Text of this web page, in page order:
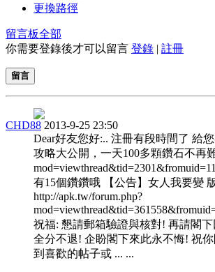
更換路徑
留言板全部
你需要登錄後才可以留言 登錄 | 註冊
留言
CHD88 2013-9-25 23:50
Dear好友您好:.. 注冊有段時間了 給
攻略大公開，一天100多顆鑽石不再
有15個鑽鑽哦 【公告】女人我要變
http://apk.tw/forum.php?
祝福: 懇請郵箱驗證與核對! 再請閣
全分不退! 企盼閣下來此永不悔! 祝
到喜歡的帖子或 ... ...